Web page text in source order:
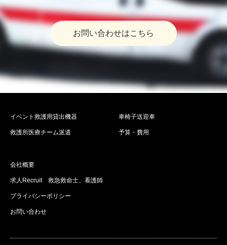
お問い合わせはこちら
イベント救護用貸出機器
救護所医療チーム派遣
車椅子送迎車
予算・費用
会社概要
求人Recruit 救急救命士、看護師
プライバシーポリシー
お問い合わせ